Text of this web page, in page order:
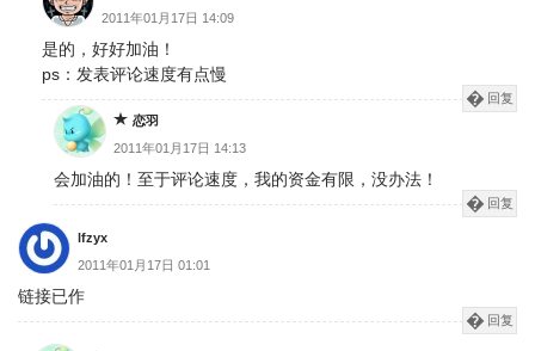
2011年01月17日 14:09
是的，好好加油！
ps：发表评论速度有点慢
回复
恋羽
2011年01月17日 14:13
会加油的！至于评论速度，我的资金有限，没办法！
回复
lfzyx
2011年01月17日 01:01
链接已作
回复